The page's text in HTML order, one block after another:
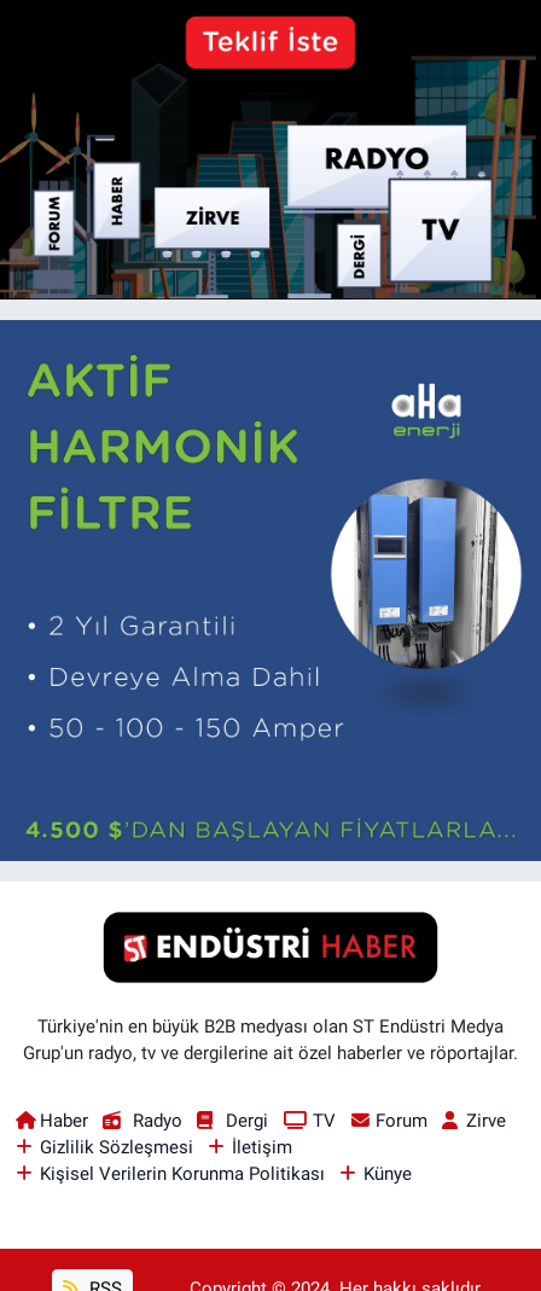
Türkiye'nin en büyük B2B medyası olan ST Endüstri Medya
Grup'un radyo, tv ve dergilerine ait özel haberler ve röportajlar.
Haber Radyo Dergi TV Forum
Zirve
Gizlilik Sözleşmesi
İletişim
Kişisel Verilerin Korunma Politikası
Künye